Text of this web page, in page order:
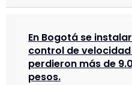
En Bogotá se
control de velocidad
perdieron más de
pesos.